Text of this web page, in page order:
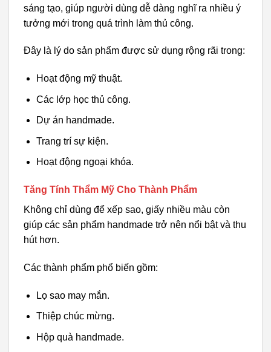
sáng tạo, giúp người dùng dễ dàng nghĩ ra nhiều ý
tưởng mới trong quá trình làm thủ công.
Đây là lý do sản phẩm được sử dụng rộng rãi trong:
Hoạt động mỹ thuật.
Các lớp học thủ công.
Dự án handmade.
Trang trí sự kiện.
Hoạt động ngoại khóa.
Tăng Tính Thẩm Mỹ Cho Thành Phẩm
Không chỉ dùng để xếp sao, giấy nhiều màu còn
giúp các sản phẩm handmade trở nên nổi bật và thu
hút hơn.
Các thành phẩm phổ biến gồm:
Lọ sao may mắn.
Thiệp chúc mừng.
Hộp quà handmade.